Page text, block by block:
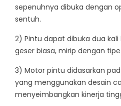
sepenuhnya dibuka dengan
sentuh.
2) Pintu dapat dibuka dua
geser biasa, mirip dengan
3) Motor pintu didasarkan
yang menggunakan desain
menyeimbangkan kinerja